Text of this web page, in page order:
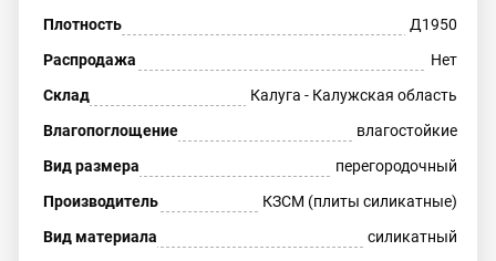
Плотность
Д1950
Распродажа
Нет
Склад
Калуга - Калужская область
Влагопоглощение
влагостойкие
Вид размера
перегородочный
Производитель
КЗСМ (плиты силикатные)
Вид материала
силикатный